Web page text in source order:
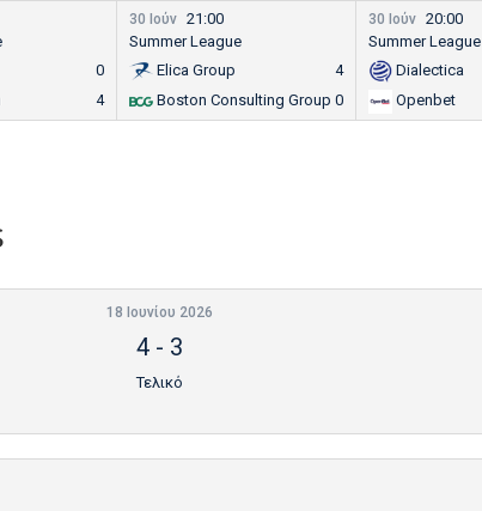
30 Ιούν 20:00
Summer League
Dialectica
Openbet
30 Ιούν 21:00
Summer League
Elica Group
4
Boston Consulting Group 0
0
4
18 Ιουνίου 2026
4 - 3
Τελικό